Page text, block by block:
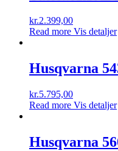
kr.2.399,00
Read more Vis detaljer
Husqvarna
kr.5.795,00
Read more Vis detaljer
Husqvarna